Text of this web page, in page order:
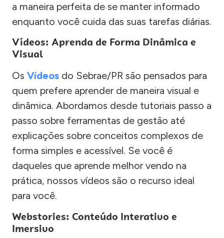
a maneira perfeita de se manter informado
enquanto você cuida das suas tarefas diárias.
Vídeos: Aprenda de Forma Dinâmica e
Visual
Os Vídeos do Sebrae/PR são pensados para
quem prefere aprender de maneira visual e
dinâmica. Abordamos desde tutoriais passo a
passo sobre ferramentas de gestão até
explicações sobre conceitos complexos de
forma simples e acessível. Se você é
daqueles que aprende melhor vendo na
prática, nossos vídeos são o recurso ideal
para você.
Webstories: Conteúdo Interativo e
Imersivo